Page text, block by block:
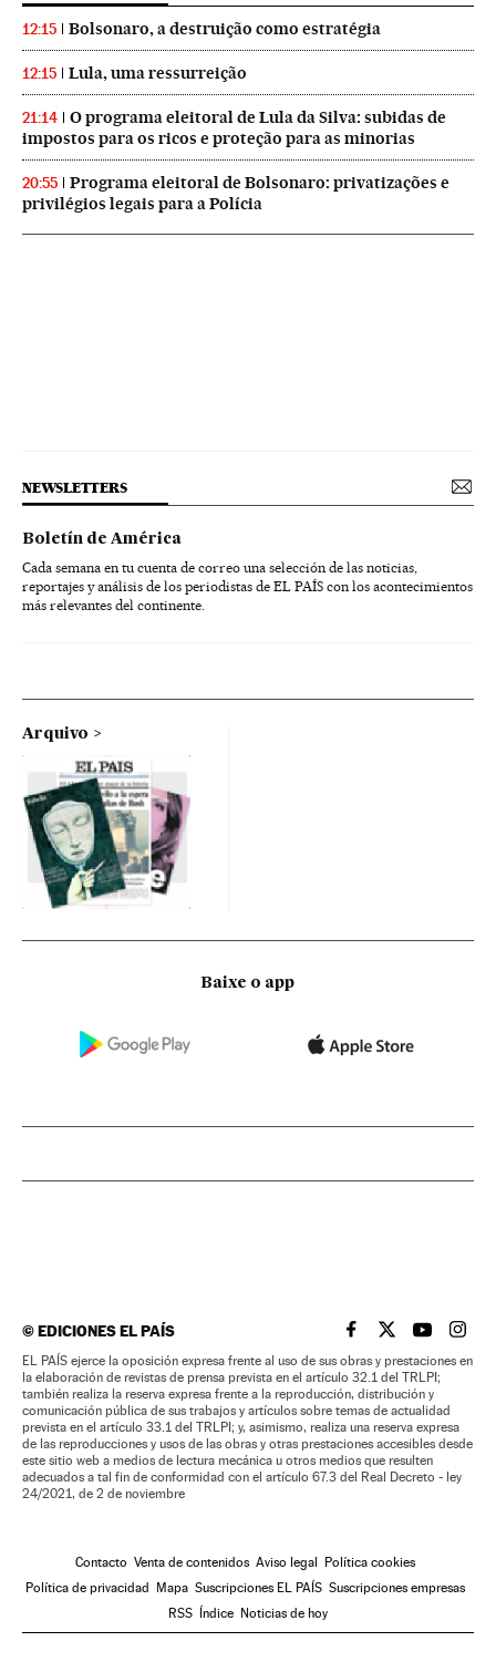
12:15 Bolsonaro, a destruição como estratégia
12:15 Lula, uma ressurreição
21:14
O programa eleitoral de Lula da Silva: subidas de
impostos para os ricos e proteção para as minorias
20:55
Programa eleitoral de Bolsonaro: privatizações e
privilégios legais para a Polícia
NEWSLETTERS
Boletín de América
Cada semana en tu cuenta de correo una selección de las noticias,
reportajes y análisis de los periodistas de EL PAÍS con los acontecimientos
más relevantes del continente.
Arquivo
Baixe o app
©EDICIONES EL PAÍS EL PAÍS BRASIL EN
EL PAÍSEL PAÍS
EL
EL PAÍS ejerce la oposición expresa frente al uso de sus obras y prestaciones en
la elaboración de revistas de prensa prevista en el artículo 32.1 del TRLPI;
también realiza la reserva expresa frente a la reproducción, distribución y
comunicación pública de sus trabajos y artículos sobre temas de actualidad
prevista en el artículo 33.1 del TRLPI; y, asimismo, realiza una reserva expresa
de las reproducciones y usos de las obras y otras prestaciones accesibles desde
este sitio web a medios de lectura mecánica u otros medios que resulten
adecuados a tal fin de conformidad con el artículo 67.3 del Real Decreto - ley
24/2021, de 2 de noviembre
Contacto Venta de contenidos Aviso legal Política cookies
Política de privacidad Mapa Suscripciones EL PAÍS Suscripciones empresas
RSS Índice Noticias de hoy